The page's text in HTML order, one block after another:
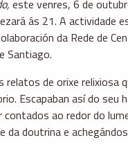
este venres, 6 de
ás 21. A actividade
da Rede de
Santiago.
relatos de orixe relixiosa
Escapaban así do seu
ao redor do
doutrina e